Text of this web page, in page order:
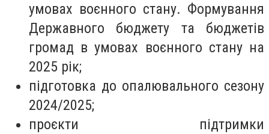
умовах воєнного стану. Формування
Державного бюджету та бюджетів
громад в умовах воєнного стану на
2025 рік;
підготовка до опалювального сезону
2024/2025;
проєкти підтримки